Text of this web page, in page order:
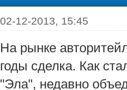
02-12-2013, 15:45
На рынке
годы сделка. Как
"Эла", недавно